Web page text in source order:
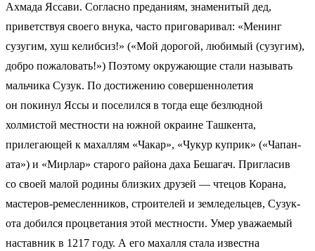
Ахмада Яссави. Согласно преданиям, знаменитый дед,
приветствуя своего внука, часто приговаривал: «Менинг
сузугим, хуш келибсиз!» («Мой дорогой, любимый (сузугим),
добро пожаловать!») Поэтому окружающие стали называть
мальчика Сузук. По достижению совершеннолетия
он покинул Яссы и поселился в тогда еще безлюдной
холмистой местности на южной окраине Ташкента,
прилегающей к махаллям «Чакар», «Чукур куприк» («Чапан-
ата») и «Мирлар» старого района даха Бешагач. Пригласив
со своей малой родины близких друзей — чтецов Корана,
мастеров-ремесленников, строителей и земледельцев, Сузук-
ота добился процветания этой местности. Умер уважаемый
наставник в 1217 году. А его махалля стала известна